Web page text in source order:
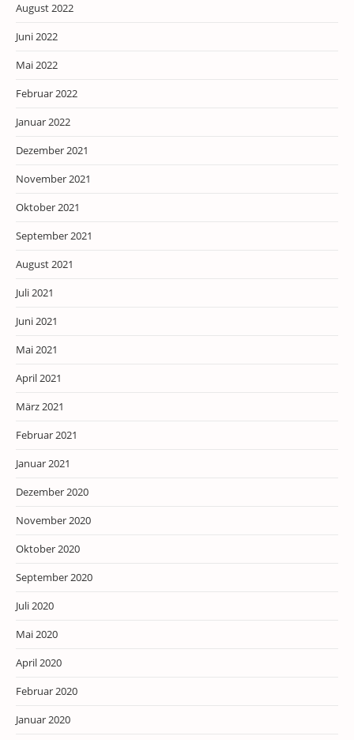
August 2022
Juni 2022
Mai 2022
Februar 2022
Januar 2022
Dezember 2021
November 2021
Oktober 2021
September 2021
August 2021
Juli 2021
Juni 2021
Mai 2021
April 2021
März 2021
Februar 2021
Januar 2021
Dezember 2020
November 2020
Oktober 2020
September 2020
Juli 2020
Mai 2020
April 2020
Februar 2020
Januar 2020